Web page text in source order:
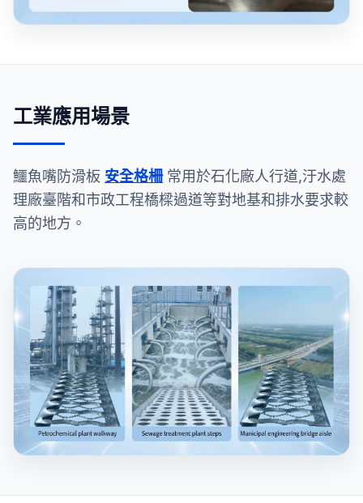
工業應用場景
鱷魚嘴防滑板 安全格柵常用於石化廠人行道,汙水處
理廠臺階和市政工程橋樑過道等對地基和排水要求較
高的地方。